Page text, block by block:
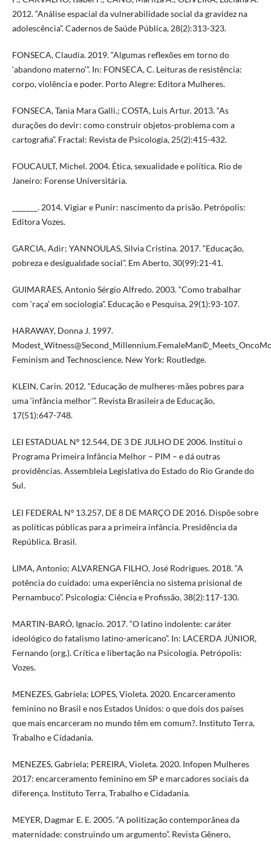
2012. “Análise espacial da vulnerabilidade social da gravidez na
adolescência”. Cadernos de Saúde Pública, 28(2):313-323.
FONSECA, Claudia. 2019. “Algumas reflexões em torno do
‘abandono materno’”. In: FONSECA, C. Leituras de resistência:
corpo, violência e poder. Porto Alegre: Editora Mulheres.
FONSECA, Tania Mara Galli.; COSTA, Luis Artur. 2013. “As
durações do devir: como construir objetos-problema com a
cartografia”. Fractal: Revista de Psicologia, 25(2):415-432.
FOUCAULT, Michel. 2004. Ética, sexualidade e política. Rio de
Janeiro: Forense Universitária.
_______. 2014. Vigiar e Punir: nascimento da prisão. Petrópolis:
Editora Vozes.
GARCIA, Adir; YANNOULAS, Silvia Cristina. 2017. “Educação,
pobreza e desigualdade social”. Em Aberto, 30(99):21-41.
GUIMARÃES, Antonio Sérgio Alfredo. 2003. “Como trabalhar
com ‘raça’ em sociologia”. Educação e Pesquisa, 29(1):93-107.
HARAWAY, Donna J. 1997.
Feminism and Technoscience. New York: Routledge.
KLEIN, Carin. 2012. “Educação de mulheres-mães pobres para
uma ‘infância melhor’”. Revista Brasileira de Educação,
17(51):647-748.
LEI ESTADUAL Nº 12.544, DE 3 DE JULHO DE 2006. Institui o
Programa Primeira Infância Melhor – PIM – e dá outras
providências. Assembleia Legislativa do Estado do Rio Grande do
Sul.
LEI FEDERAL Nº 13.257, DE 8 DE MARÇO DE 2016. Dispõe sobre
as políticas públicas para a primeira infância. Presidência da
República. Brasil.
LIMA, Antonio; ALVARENGA FILHO, José Rodrigues. 2018. “A
potência do cuidado: uma experiência no sistema prisional de
Pernambuco”. Psicologia: Ciência e Profissão, 38(2):117-130.
MARTIN-BARÓ, Ignacio. 2017. “O latino indolente: caráter
ideológico do fatalismo latino-americano”. In: LACERDA JÚNIOR,
Fernando (org.). Crítica e libertação na Psicologia. Petrópolis:
Vozes.
MENEZES, Gabriela; LOPES, Violeta. 2020. Encarceramento
feminino no Brasil e nos Estados Unidos: o que dois dos países
que mais encarceram no mundo têm em comum?. Instituto Terra,
Trabalho e Cidadania.
MENEZES, Gabriela; PEREIRA, Violeta. 2020. Infopen Mulheres
2017: encarceramento feminino em SP e marcadores sociais da
diferença. Instituto Terra, Trabalho e Cidadania.
MEYER, Dagmar E. E. 2005. “A politização contemporânea da
maternidade: construindo um argumento”. Revista Gênero,